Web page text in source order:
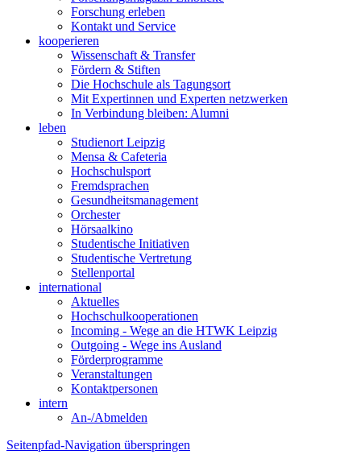
Forschung erleben
Kontakt und Service
kooperieren
Wissenschaft & Transfer
Fördern & Stiften
Die Hochschule als Tagungsort
Mit Expertinnen und Experten netzwerken
In Verbindung bleiben: Alumni
leben
Studienort Leipzig
Mensa & Cafeteria
Hochschulsport
Fremdsprachen
Gesundheitsmanagement
Orchester
Hörsaalkino
Studentische Initiativen
Studentische Vertretung
Stellenportal
international
Aktuelles
Hochschulkooperationen
Incoming - Wege an die HTWK Leipzig
Outgoing - Wege ins Ausland
Förderprogramme
Veranstaltungen
Kontaktpersonen
intern
An-/Abmelden
Seitenpfad-Navigation überspringen